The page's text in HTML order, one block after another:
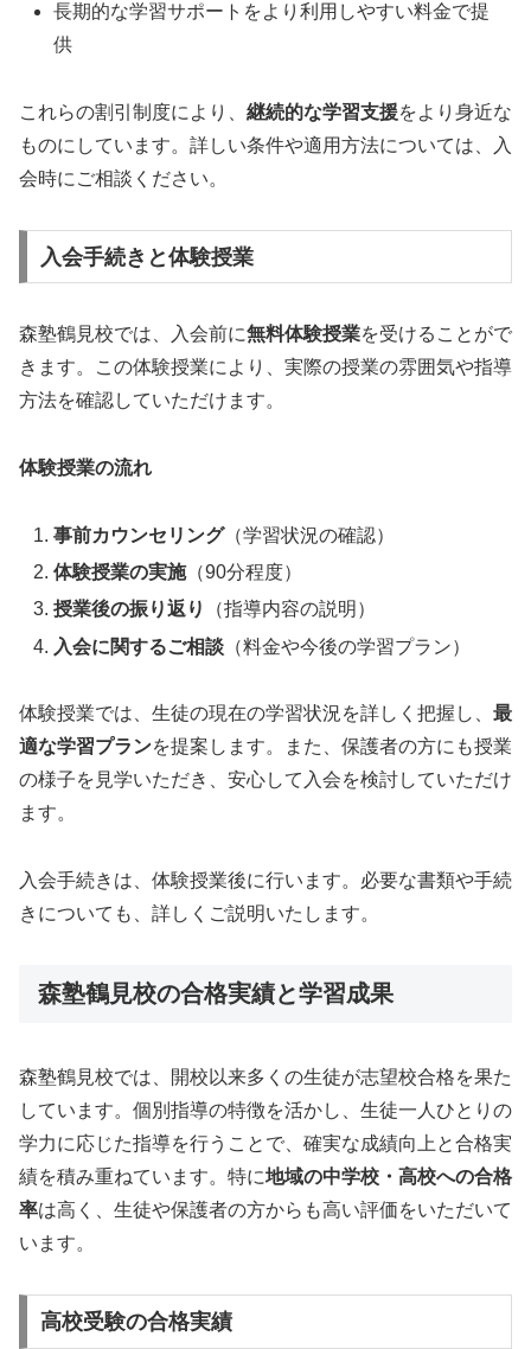
長期的な学習サポートをより利用しやすい料金で提
供
これらの割引制度により、 継続的な学習支援をより身近な
ものにしています。詳しい条件や適用方法については、入
会時にご相談ください。
入会手続きと体験授業
森塾鶴見校では、入会前に無料体験授業を受けることがで
きます。この体験授業により、実際の授業の雰囲気や指導
方法を確認していただけます。
体験授業の流れ
事前カウンセリング（学習状況の確認）
体験授業の実施（90分程度）
授業後の振り返り
（指導内容の説明）
入会に関するご相談 （料金や今後の学習プラン）
体験授業では、生徒の現在の学習状況を詳しく把握し、 最
適な学習プランを提案します。また、保護者の方にも授業
の様子を見学いただき、安心して入会を検討していただけ
ます。
入会手続きは、体験授業後に行います。必要な書類や手続
きについても、詳しくご説明いたします。
森塾鶴見校の合格実績と学習成果
森塾鶴見校では、開校以来多くの生徒が志望校合格を果た
しています。個別指導の特徴を活かし、生徒一人ひとりの
学力に応じた指導を行うことで、確実な成績向上と合格実
績を積み重ねています。特に地域の中学校・高校への合格
率は高く、生徒や保護者の方からも高い評価をいただいて
います。
高校受験の合格実績